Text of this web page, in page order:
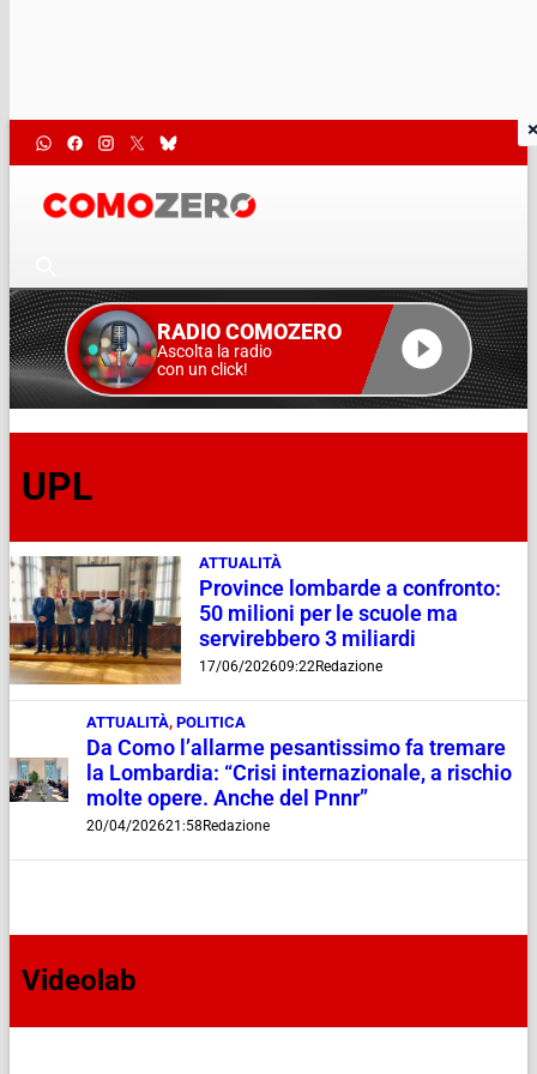
RADIO COMOZERO
Ascolta la radio
con un click!
UPL
ATTUALITÀ
Province lombarde a confronto:
50 milioni per le scuole ma
servirebbero 3 miliardi
17/06/202609:22Redazione
ATTUALITÀ, POLITICA
Da Como l’allarme pesantissimo fa tremare
la Lombardia: “Crisi internazionale, a rischio
molte opere. Anche del Pnnr”
20/04/202621:58Redazione
Videolab